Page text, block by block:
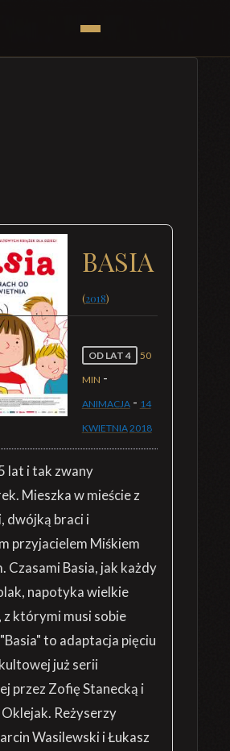
BASIA
(2018)
OD LAT 4
50
MIN -
ANIMACJA- 14
KWIETNIA2018
lat i tak zwany
Mieszka w mieście z
dwójką braci i
przyjacielem Miśkiem
Czasami Basia, jak każdy
napotyka wielkie
z którymi musi sobie
to adaptacja pięciu
już serii
przez Zofię Stanecką i
Reżyserzy
Wasilewski i Łukasz